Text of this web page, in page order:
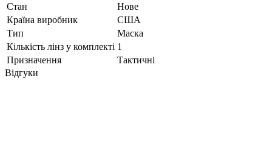
Стан
Нове
Країна виробник
США
Тип
Маска
Кількість лінз у комплекті 1
Призначення
Тактичні
Відгуки